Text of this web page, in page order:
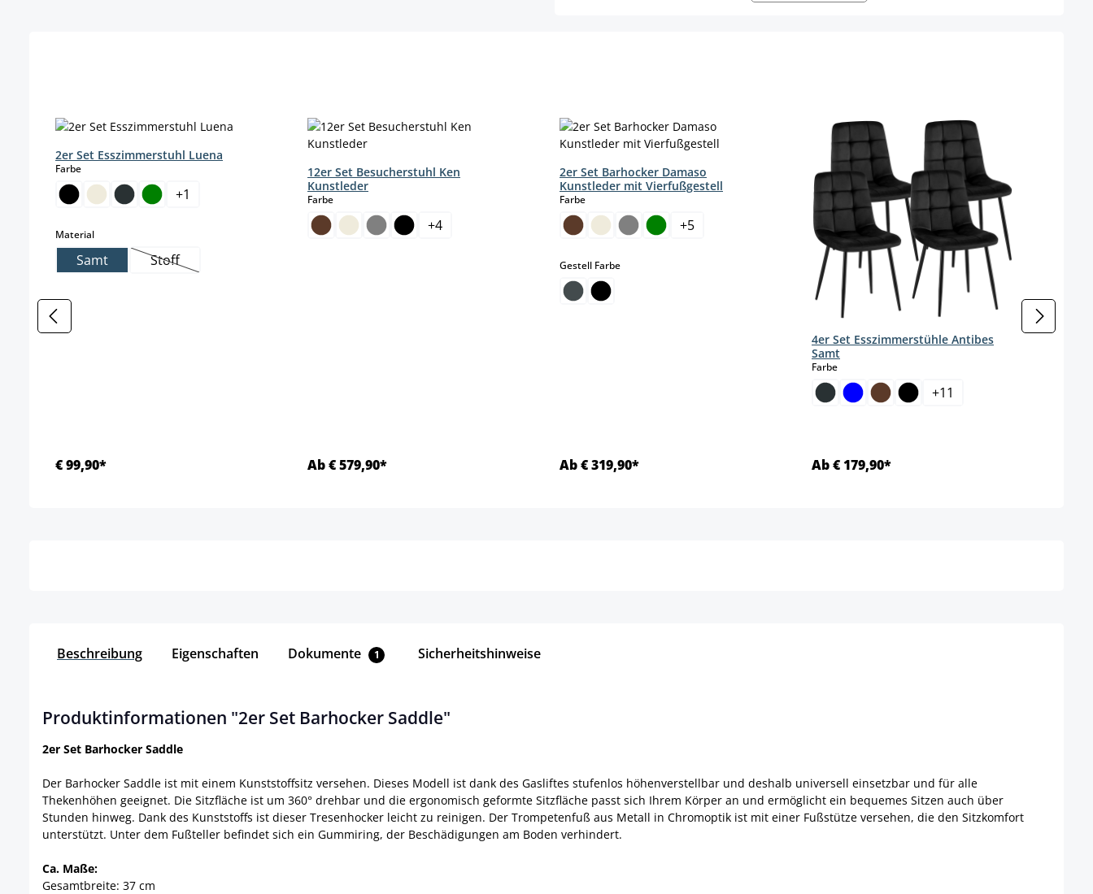
2er Set Esszimmerstuhl Luena
Farbeauswählen
+1
Materialauswählen
Samt Stoff(Diese Option ist zurzeit nicht verfügbar.)
€ 99,90*
12er Set Besucherstuhl Ken
Kunstleder
Farbeauswählen
+4
Ab € 579,90*
2er Set Barhocker Damaso
Kunstleder mit Vierfußgestell
Farbeauswählen
+5
Gestell Farbeauswählen
Ab € 319,90*
4er Set Esszimmerstühle Antibes
Samt
Farbeauswählen
+11
Ab € 179,90*
Beschreibung Eigenschaften Dokumente 1 Sicherheitshinweise
Produktinformationen "2er Set Barhocker Saddle"
2er Set Barhocker Saddle
Der Barhocker Saddle ist mit einem Kunststoffsitz versehen. Dieses Modell ist dank des Gasliftes stufenlos höhenverstellbar und deshalb universell einsetzbar und für alle
Thekenhöhen geeignet. Die Sitzfläche ist um 360° drehbar und die ergonomisch geformte Sitzfläche passt sich Ihrem Körper an und ermöglicht ein bequemes Sitzen auch über
Stunden hinweg. Dank des Kunststoffs ist dieser Tresenhocker leicht zu reinigen. Der Trompetenfuß aus Metall in Chromoptik ist mit einer Fußstütze versehen, die den Sitzkomfort
unterstützt. Unter dem Fußteller befindet sich ein Gummiring, der Beschädigungen am Boden verhindert.
Ca. Maße:
Gesamtbreite: 37 cm